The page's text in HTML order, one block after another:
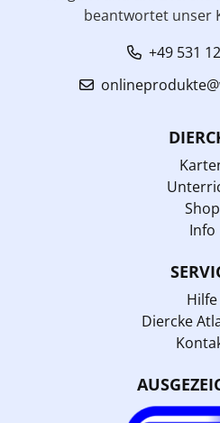
beantwortet unser
+49 531
Shop
Info
Hilfe
Diercke